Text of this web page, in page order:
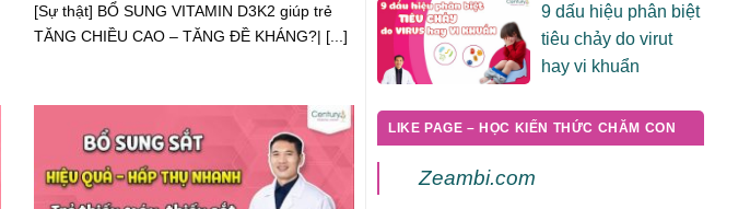
[Sự thật] BỔ SUNG VITAMIN D3K2 giúp trẻ
TĂNG CHIỀU CAO – TĂNG ĐỀ KHÁNG?| [...]
9 dấu hiệu phân biệt
tiêu chảy do virut
hay vi khuẩn
LIKE PAGE – HỌC KIẾN THỨC CHĂM CON
Zeambi.com